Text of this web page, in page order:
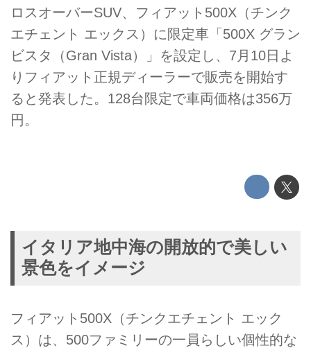
ロスオーバーSUV、フィアット500X（チンク
エチェント エックス）に限定車「500X グラン
ビスタ（Gran Vista）」を設定し、7月10日よ
りフィアット正規ディーラーで販売を開始す
ると発表した。128台限定で車両価格は356万
円。
イタリア地中海の開放的で美しい
景色をイメージ
フィアット500X（チンクエチェント エック
ス）は、500ファミリーの一員らしい個性的な